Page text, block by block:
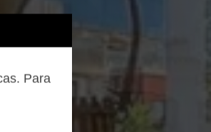
Para